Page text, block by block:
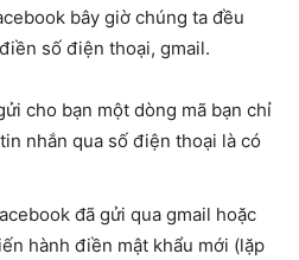
bây giờ chúng ta đều
số điện thoại, gmail.
cho bạn một dòng mã bạn chỉ
nhắn qua số điện thoại là có
đã gửi qua gmail hoặc
hành điền mật khẩu mới (lặp